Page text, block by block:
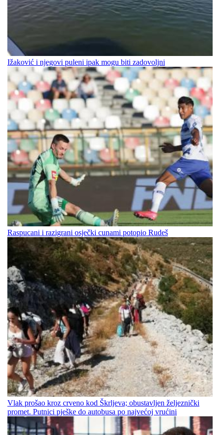
Ižaković i njegovi puleni ipak mogu biti zadovoljni
Raspucani i razigrani osječki cunami potopio Rudeš
Vlak prošao kroz crveno kod Škrljeva; obustavljen željeznički
promet. Putnici pješke do autobusa po najvećoj vrućini